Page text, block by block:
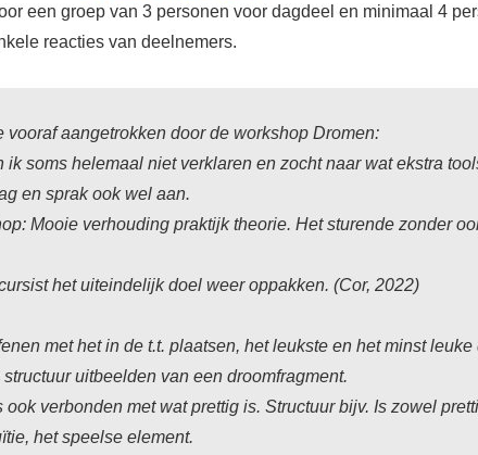
een groep van 3 personen voor dagdeel en minimaal 4
reacties van deelnemers.
vooraf aangetrokken door de workshop Dromen:
ik soms helemaal niet verklaren en zocht naar wat ekstra
en sprak ook wel aan.
Mooie verhouding praktijk theorie. Het sturende zonder
het uiteindelijk doel weer oppakken. (Cor, 2022)
met het in de t.t. plaatsen, het leukste en het minst
uitbeelden van een droomfragment.
ook verbonden met wat prettig is. Structuur bijv. Is zowel
het speelse element.